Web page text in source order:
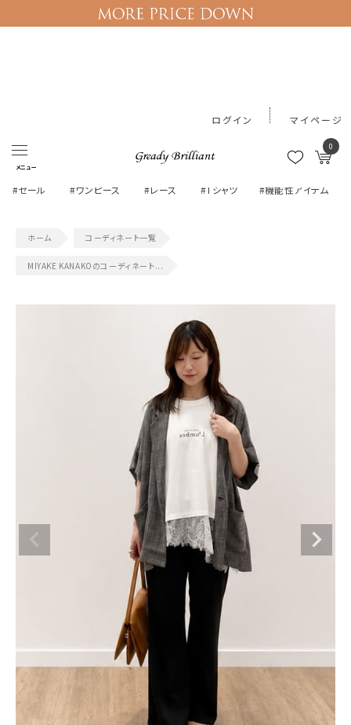
メニュー
0
ログイン マイページ
#セール #ワンピース #レース #Tシャツ #機能性アイテム
コーディネート一覧
MIYAKE KANAKOのコーディネート...